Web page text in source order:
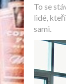
To se
lidé,
sami.